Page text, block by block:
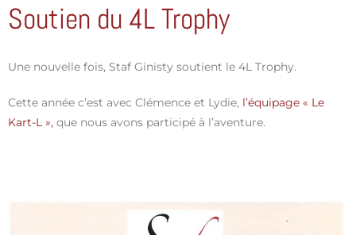
Soutien du 4L Trophy
Une nouvelle fois, Staf Ginisty soutient le 4L Trophy.
Cette année c’est avec Clémence et Lydie, l’équipage « Le
Kart-L », que nous avons participé à l’aventure.